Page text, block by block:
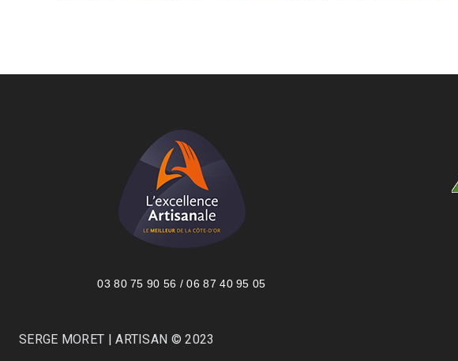
03 80 75 90 56 / 06 87 40 95 05
SERGE MORET | ARTISAN © 2023